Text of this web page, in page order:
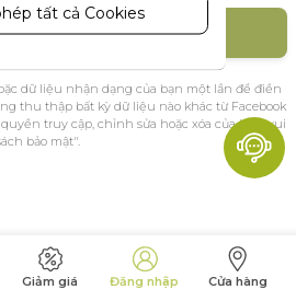
Giảm giá Đăng nhập Cửa hàng
TÀI KHOẢN
dữ liệu nhận dạng của bạn một lần để điền
thu thập bất kỳ dữ liệu nào khác từ Facebook
truy cập, chỉnh sửa hoặc xóa của bạn, vui
bảo mật".
trên trang web. Cookie
người dùng và thông tin
tiêu đến nhiều nhóm
Ngoài ra, trải nghiệm
chỉnh hơn có thể
theo thông tin thu
tất cả Cookies